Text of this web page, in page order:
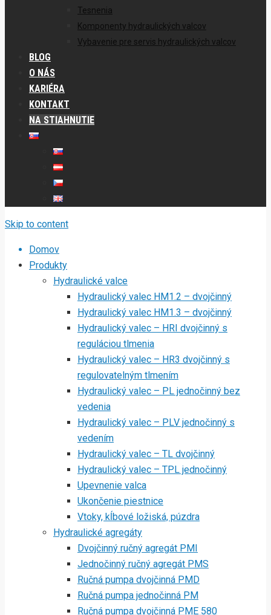
Tesnenia
Komponenty hydraulických valcov
Vybavenie pre servis hydraulických valcov
BLOG
O NÁS
KARIÉRA
KONTAKT
NA STIAHNUTIE
Skip to content
Domov
Produkty
Hydraulické valce
Hydraulický valec HM1.2 – dvojčinný
Hydraulický valec HM1.3 – dvojčinný
Hydraulický valec – HRI dvojčinný s
reguláciou tlmenia
Hydraulický valec – HR3 dvojčinný s
regulovatelným tlmením
Hydraulický valec – PL jednočinný bez
vedenia
Hydraulický valec – PLV jednočinný s
vedením
Hydraulický valec – TL dvojčinný
Hydraulický valec – TPL jednočinný
Upevnenie valca
Ukončenie piestnice
Vtoky, kĺbové ložiská, púzdra
Hydraulické agregáty
Dvojčinný ručný agregát PMI
Jednočinný ručný agregát PMS
Ručná pumpa dvojčinná PMD
Ručná pumpa jednočinná PM
Ručná pumpa dvojčinná PME 580